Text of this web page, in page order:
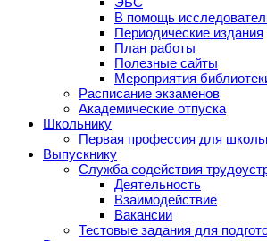
В помощь
Периодические издания
План работы
Полезные сайты
Мероприятия
Расписание экзаменов
Академические отпуска
Школьнику
Первая профессия для
Выпускнику
Служба содействия
Деятельность
Взаимодействие
Вакансии
Тестовые задания для